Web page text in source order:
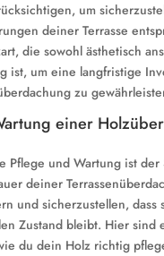
um
deiner Terrasse
die sowohl ästhetisch
ist, um eine langfristige
zu
einer
Pflege und Wartung ist der
deiner
und sicherzustellen, dass
Zustand bleibt. Hier sind
du dein Holz richtig